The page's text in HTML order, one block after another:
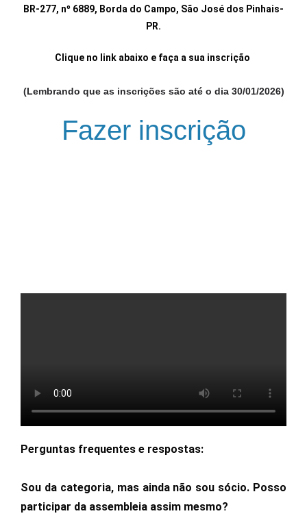
BR-277, nº 6889, Borda do Campo, São José dos Pinhais-
PR.
Clique no link abaixo e faça a sua inscrição
(Lembrando que as inscrições são até o dia 30/01/2026)
Fazer inscrição
Perguntas frequentes e respostas:
Sou da categoria, mas ainda não sou sócio. Posso
participar da assembleia assim mesmo?